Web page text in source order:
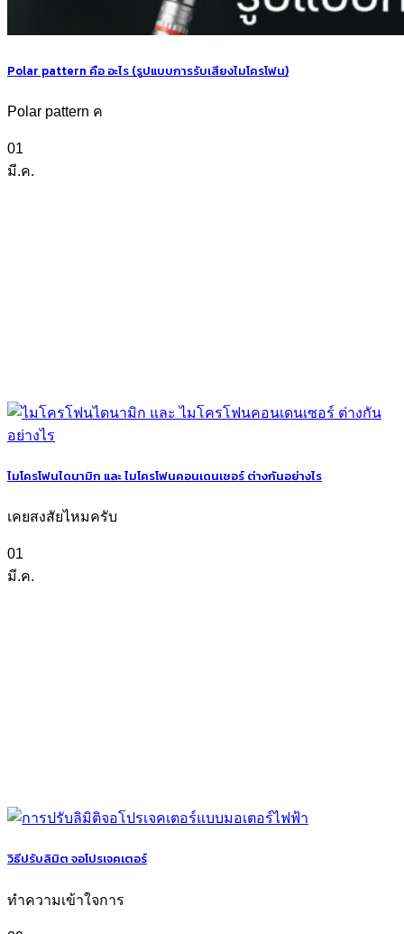
Polar pattern คือ อะไร (รูปแบบการรับเสียงไมโครโฟน)
Polar pattern ค
01
มี.ค.
ไมโครโฟนไดนามิก และ ไมโครโฟนคอนเดนเซอร์ ต่างกันอย่างไร
เคยสงสัยไหมครับ
01
มี.ค.
วิธีปรับลิมิต จอโปรเจคเตอร์
ทำความเข้าใจการ